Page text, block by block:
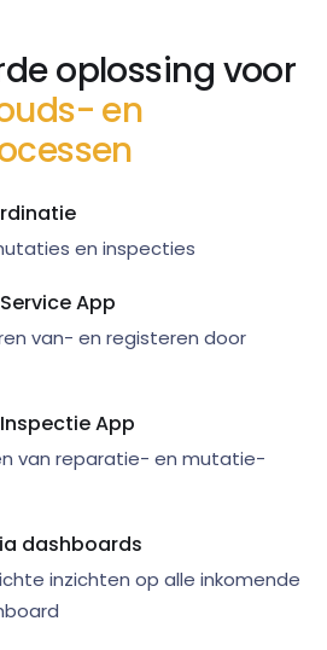
oplossing voor
en
en inspecties
App
van- en registeren door
App
van reparatie- en mutatie-
dashboards
inzichten op alle inkomende